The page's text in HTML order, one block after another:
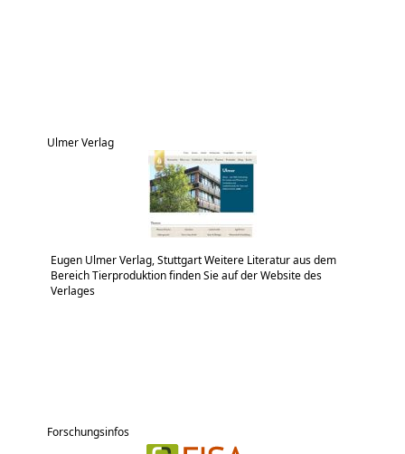
Ulmer Verlag
Eugen Ulmer Verlag, Stuttgart Weitere Literatur aus dem
Bereich Tierproduktion finden Sie auf der Website des
Verlages
Forschungsinfos